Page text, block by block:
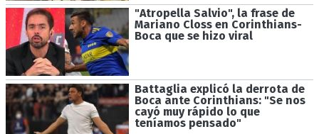
"Atropella Salvio", la frase de
Mariano Closs en Corinthians-
Boca que se hizo viral
Battaglia explicó la derrota de
Boca ante Corinthians: "Se nos
cayó muy rápido lo que
teníamos pensado"